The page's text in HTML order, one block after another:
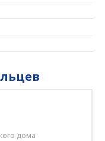
дома